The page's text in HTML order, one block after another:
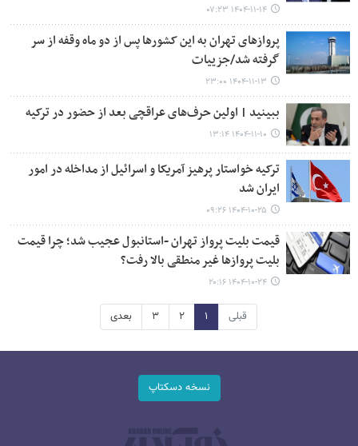
۱۴۰۴-۱۱-۱۴ ۰۷:۲۳
پروازهای تهران به این کشورها پس از دو ماه وقفه از سر
گرفته شد/جزییات
۱۴۰۴-۱۱-۱۳ ۲۳:۰۰
ببینید | اولین حرف‌های عراقچی بعد از حضور در ترکیه
۱۴۰۴-۱۱-۱۰ ۱۳:۱۴
ترکیه خواستار پرهیز آمریکا و اسرائیل از مداخله در امور
ایران شد
۱۴۰۴-۱۰-۲۵ ۰۹:۲۶
قیمت بلیت پرواز تهران -استانبول عجیب شد؛ چرا قیمت
بلیت پروازها غیر منطقی بالا رفت؟
۱۴۰۴-۱۰-۲۴ ۲۰:۱۶
قبلی ۱ ۲ ۳ بعدی
نسخه دسکتاپ